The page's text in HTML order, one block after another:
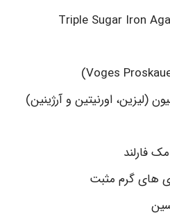
(لیزین، اورنیتین و آرژینین)
فارلند
های گرم مثبت